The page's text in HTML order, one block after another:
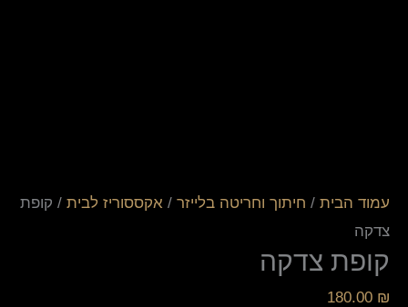
עמוד הבית / חיתוך וחריטה בלייזר / אקססוריז לבית / קופת
צדקה
קופת צדקה
180.00 ₪